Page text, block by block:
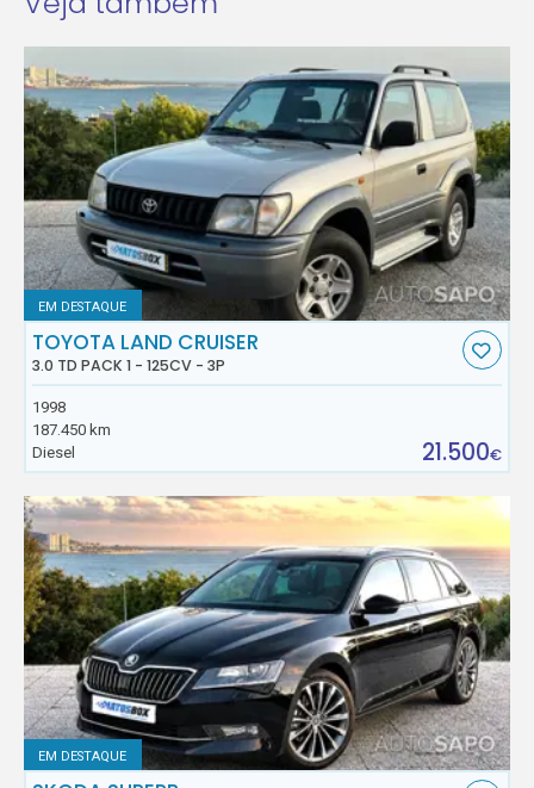
EM DESTAQUE
TOYOTA LAND CRUISER
3.0 TD PACK 1 - 125CV - 3P
1998
187.450 km
Diesel
21.500€
EM DESTAQUE